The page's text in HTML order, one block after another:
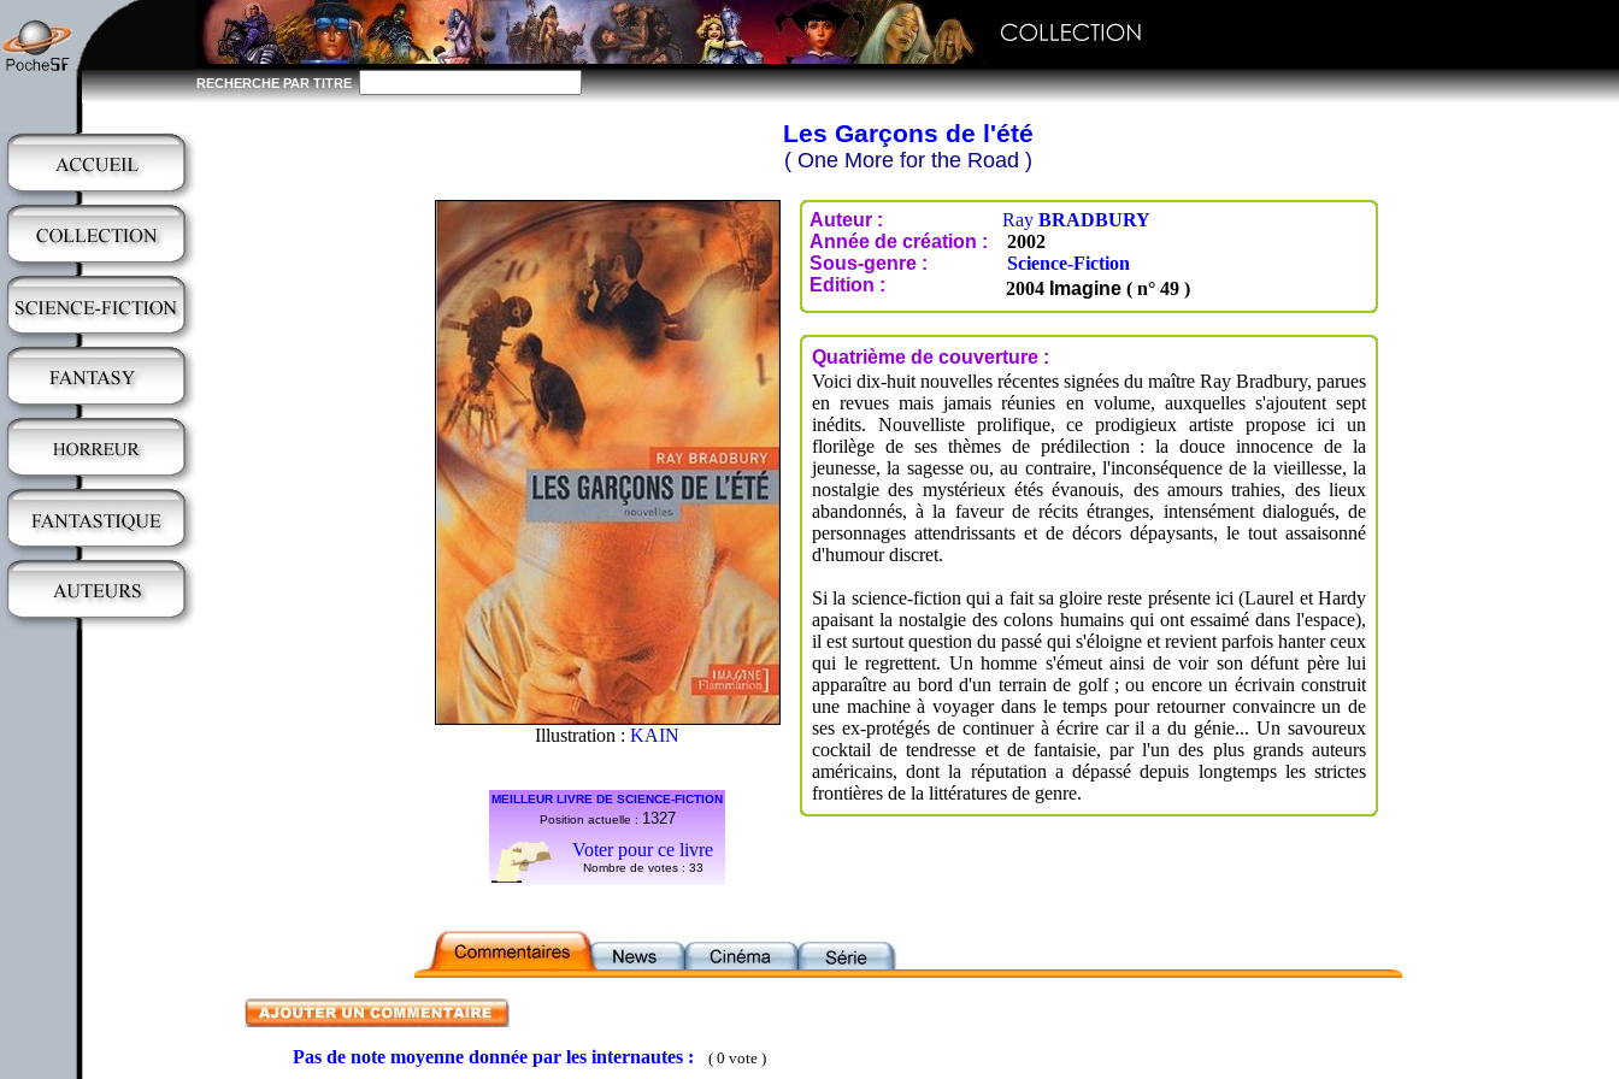
RECHERCHE PAR TITRE
Les Garçons de l'été
( One More for the Road )
Illustration : KAIN
MEILLEUR LIVRE DE SCIENCE-FICTION
Position actuelle : 1327
Voter pour ce livre
Nombre de votes : 33
Auteur : Ray BRADBURY
Année de création :
2002
Sous-genre :
Science-Fiction
Edition :
2004 Imagine ( n° 49 )
Quatrième de couverture :
Voici dix-huit nouvelles récentes signées du maître Ray Bradbury, parues
en revues mais jamais réunies en volume, auxquelles s'ajoutent sept
inédits. Nouvelliste prolifique, ce prodigieux artiste propose ici un
florilège de ses thèmes de prédilection : la douce innocence de la
jeunesse, la sagesse ou, au contraire, l'inconséquence de la vieillesse, la
nostalgie des mystérieux étés évanouis, des amours trahies, des lieux
abandonnés, à la faveur de récits étranges, intensément dialogués, de
personnages attendrissants et de décors dépaysants, le tout assaisonné
d'humour discret.
Si la science-fiction qui a fait sa gloire reste présente ici (Laurel et Hardy
apaisant la nostalgie des colons humains qui ont essaimé dans l'espace),
il est surtout question du passé qui s'éloigne et revient parfois hanter ceux
qui le regrettent. Un homme s'émeut ainsi de voir son défunt père lui
apparaître au bord d'un terrain de golf ; ou encore un écrivain construit
une machine à voyager dans le temps pour retourner convaincre un de
ses ex-protégés de continuer à écrire car il a du génie... Un savoureux
cocktail de tendresse et de fantaisie, par l'un des plus grands auteurs
américains, dont la réputation a dépassé depuis longtemps les strictes
frontières de la littératures de genre.
Pas de note moyenne donnée par les internautes : ( 0 vote )